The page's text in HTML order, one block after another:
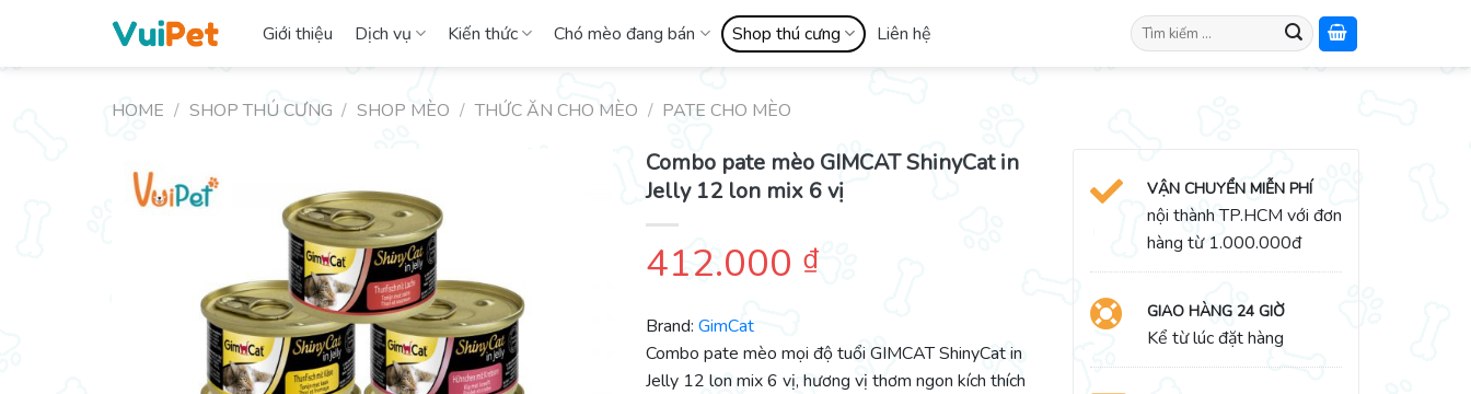
content
Giới thiệu Dịch vụ Kiến thức Chó mèo đang bán Shop thú cưng Liên hệ
Search
for:
HOME / SHOP THÚ CƯNG / SHOP MÈO / THỨC ĂN CHO MÈO / PATE CHO MÈO
Combo pate mèo GIMCAT ShinyCat in
Jelly 12 lon mix 6 vị
412.000 ₫
Brand: GimCat
Combo pate mèo mọi độ tuổi GIMCAT ShinyCat in
Jelly 12 lon mix 6 vị, hương vị thơm ngon kích thích
VẬN CHUYỂN MIỄN PHÍ
nội thành TP.HCM với đơn
hàng từ 1.000.000đ
GIAO HÀNG 24 GIỜ
Kể từ lúc đặt hàng